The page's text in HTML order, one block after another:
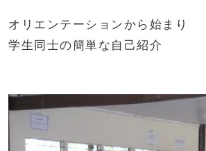
オリエンテーションから始まり
学生同士の簡単な自己紹介